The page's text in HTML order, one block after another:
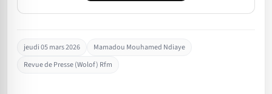
jeudi 05 mars 2026
Mamadou Mouhamed Ndiaye
Revue de Presse (Wolof) Rfm